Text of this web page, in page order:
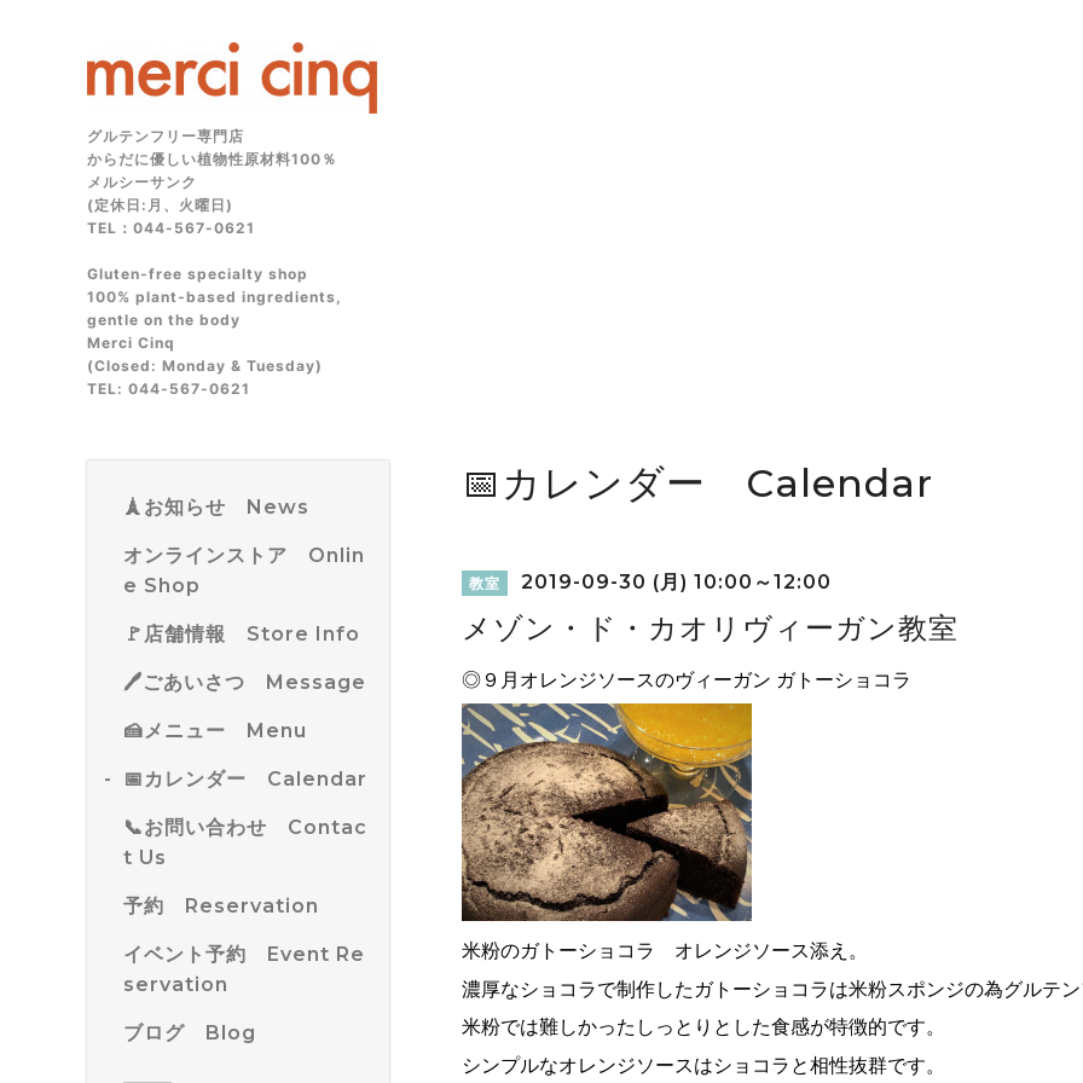
グルテンフリー専門店
からだに優しい植物性原材料100％
メルシーサンク
(定休日:月、火曜日)
TEL：044-567-0621
Gluten‑free specialty shop
100% plant‑based ingredients,
gentle on the body
Merci Cinq
(Closed: Monday & Tuesday)
TEL: 044‑567‑0621
🗼お知らせ News
オンラインストア Onlin
e Shop
🚩店舗情報 Store Info
🖊ごあいさつ Message
🍰メニュー Menu
📅カレンダー Calendar
📞お問い合わせ Contac
t Us
予約 Reservation
イベント予約 Event Re
servation
ブログ Blog
📅カレンダー Calendar
教室 2019-09-30 (月) 10:00～12:00
メゾン・ド・カオリヴィーガン教室
◎９月オレンジソースのヴィーガン ガトーショコラ
米粉のガトーショコラ オレンジソース添え。
濃厚なショコラで制作したガトーショコラは米粉スポンジの為グルテ
米粉では難しかったしっとりとした食感が特徴的です。
シンプルなオレンジソースはショコラと相性抜群です。